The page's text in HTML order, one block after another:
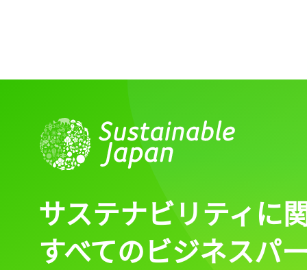
サステナビリティに
すべてのビジネスパ